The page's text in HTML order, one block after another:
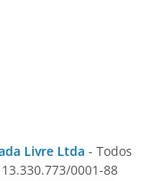
Livre Ltda - Todos
0001-88